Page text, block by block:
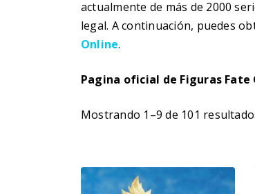
actualmente de más de 2000
legal. A continuación, puedes
Online.
Pagina oficial de Figuras Fate
Mostrando 1–9 de 101